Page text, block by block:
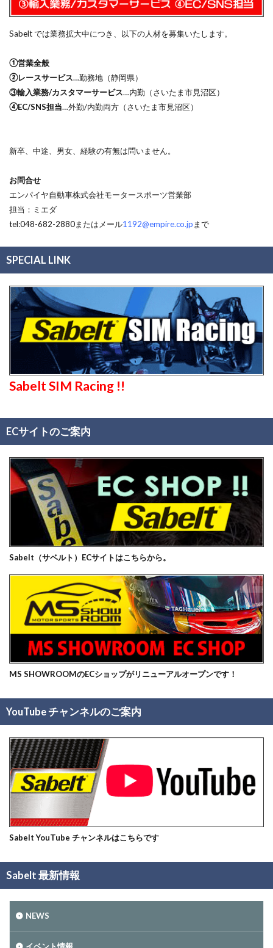
Sabelt では業務拡大中につき、以下の人材を募集いたします。
①営業全般
②レースサービス…勤務地（静岡県）
③輸入業務/カスタマーサービス…内勤（さいたま市見沼区）
④EC/SNS担当…外勤/内勤両方（さいたま市見沼区）
新卒、中途、男女、経験の有無は問いません。
お問合せ
エンパイヤ自動車株式会社モータースポーツ営業部
担当：ミエダ
tel:048-682-2880またはメール1192@empire.co.jpまで
SPECIAL LINK
Sabelt SIM Racing !!
ECサイトのご案内
Sabelt（サベルト）ECサイトはこちらから。
MS SHOWROOMのECショップがリニューアルオープンです！
YouTube チャンネルのご案内
Sabelt YouTube チャンネルはこちらです
Sabelt 最新情報
NEWS